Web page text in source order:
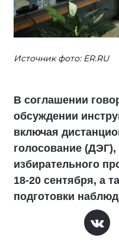
Источник фото: ER.RU
В соглашении
обсуждении
включая
голосование
избирательного
18-20 сентября, а
подготовки